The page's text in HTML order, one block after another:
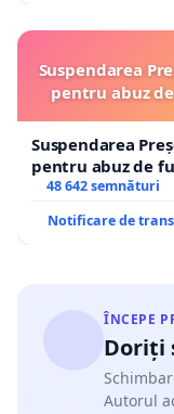
Suspendarea
pentru abuz
Suspendarea
pentru abuz de
48 642 semnături
Notificare de
ÎNCEPE
Doriți
Autorul